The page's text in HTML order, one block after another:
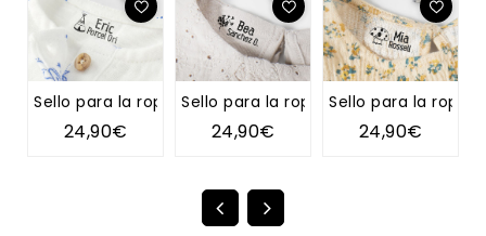
Sello para la ropa TIPI
24,90€
Sello para la ropa DIENTE DE LEÓN
24,90€
Sello para la ropa
24,90€